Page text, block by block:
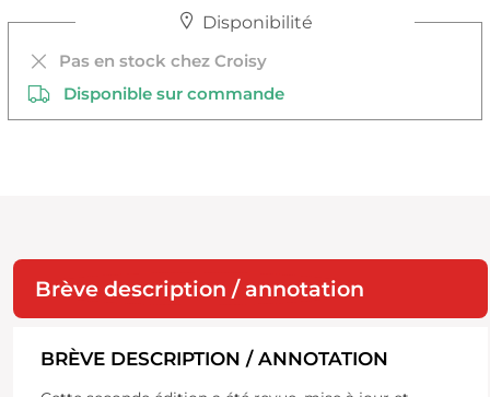
Disponibilité
Pas en stock chez Croisy
Disponible sur commande
Brève description / annotation
BRÈVE DESCRIPTION / ANNOTATION